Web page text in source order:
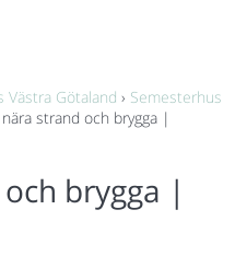
Västra Götaland › Semesterhus
nära strand och brygga |
brygga |